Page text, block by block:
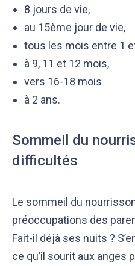
8 jours de vie,
au 15ème jour de vie,
tous les mois entre 1
à 9, 11 et 12 mois,
vers 16-18 mois
à 2 ans.
Sommeil du
difficultés
Le sommeil du
préoccupations des
Fait-il déjà ses nuits ?
ce qu’il sourit aux anges